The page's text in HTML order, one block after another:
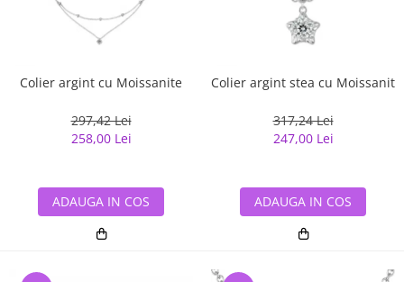
Colier argint cu Moissanite
297,42 Lei
258,00 Lei
ADAUGA IN COS
Colier argint stea cu Moissanit
317,24 Lei
247,00 Lei
ADAUGA IN COS